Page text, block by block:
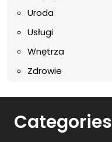
Uroda
Usługi
Wnętrza
Zdrowie
Categories